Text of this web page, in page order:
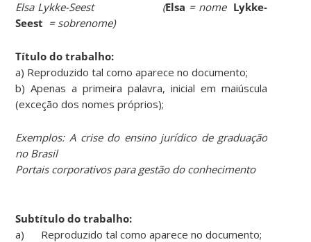
Elsa Lykke-Seest (Elsa = nome Lykke-
Seest = sobrenome)
Título do trabalho:
a) Reproduzido tal como aparece no documento;
b) Apenas a primeira palavra, inicial em maiúscula
(exceção dos nomes próprios);
Exemplos: A crise do ensino jurídico de graduação
no Brasil
Portais corporativos para gestão do conhecimento
Subtítulo do trabalho:
a) Reproduzido tal como aparece no documento;